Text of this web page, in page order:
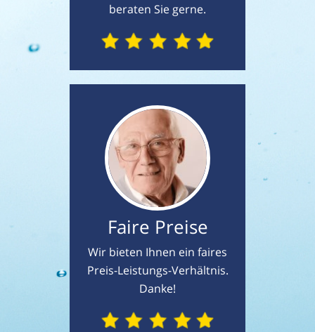
beraten Sie gerne.
Faire Preise
Wir bieten Ihnen ein faires
Preis-Leistungs-Verhältnis.
Danke!